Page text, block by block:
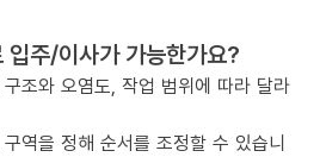
주/이사가 가능한가요?
조와 오염도, 작업 범위에 따라 달라
역을 정해 순서를 조정할 수 있습니